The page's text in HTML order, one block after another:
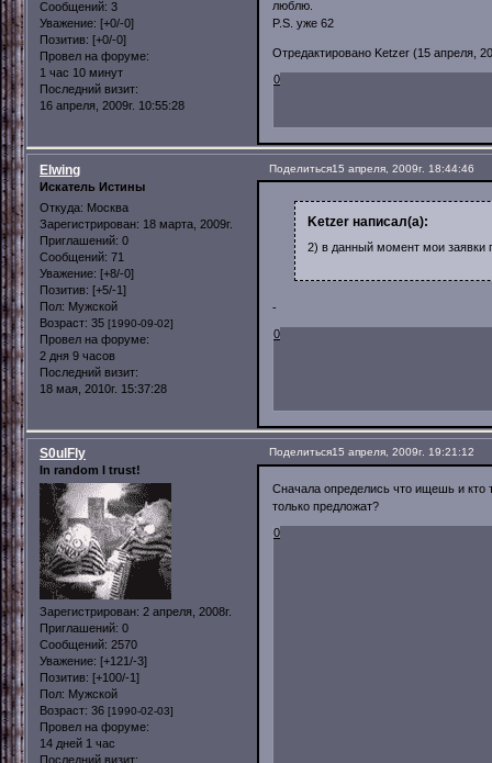
Сообщений: 3
Уважение: [+0/-0]
Позитив: [+0/-0]
Провел на форуме:
1 час 10 минут
Последний визит:
16 апреля, 2009г. 10:55:28
люблю.
P.S. уже 62
Отредактировано Ketzer (15 апреля,
0
Поделиться15 апреля, 2009г. 18:44:46
Elwing
Искатель Истины
Откуда: Москва
Зарегистрирован: 18 марта, 2009г.
Приглашений: 0
Сообщений: 71
Уважение: [+8/-0]
Позитив: [+5/-1]
Пол: Мужской
Возраст: 35 [1990-09-02]
Провел на форуме:
2 дня 9 часов
Последний визит:
18 мая, 2010г. 15:37:28
Ketzer написал(а):
2) в данный момент мои заявки
-
0
Поделиться15 апреля, 2009г. 19:21:12
S0ulFly
In random I trust!
Зарегистрирован: 2 апреля, 2008г.
Приглашений: 0
Сообщений: 2570
Уважение: [+121/-3]
Позитив: [+100/-1]
Пол: Мужской
Возраст: 36 [1990-02-03]
Провел на форуме:
14 дней 1 час
Последний визит:
Сначала определись что ищешь и кто
только предложат?
0